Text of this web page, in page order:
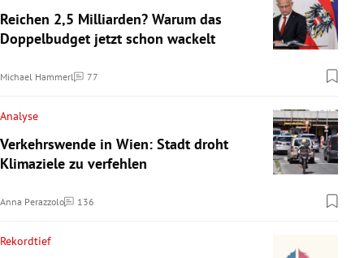
Reichen 2,5 Milliarden? Warum das
Doppelbudget jetzt schon wackelt
Michael Hammerl 77
Kommentare
Analyse
Verkehrswende in Wien: Stadt droht
Klimaziele zu verfehlen
Anna Perazzolo 136
Kommentare
Rekordtief